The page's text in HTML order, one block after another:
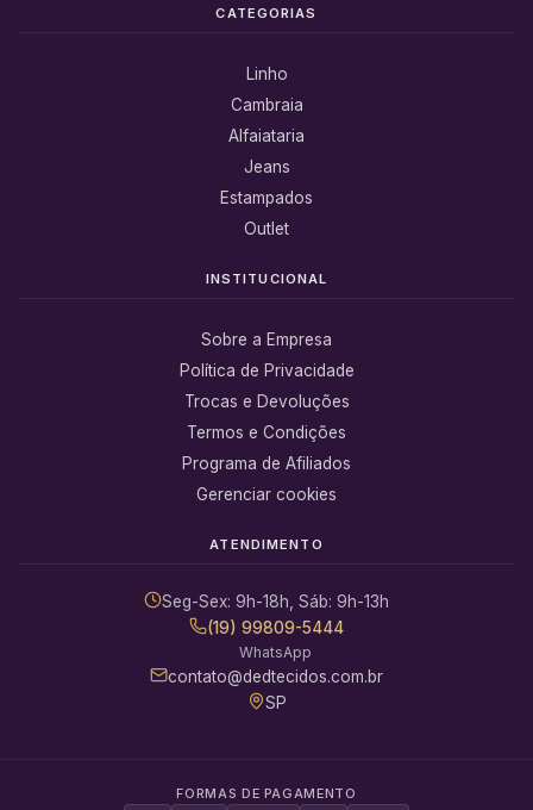
CATEGORIAS
Linho
Cambraia
Alfaiataria
Jeans
Estampados
Outlet
INSTITUCIONAL
Sobre a Empresa
Política de Privacidade
Trocas e Devoluções
Termos e Condições
Programa de Afiliados
Gerenciar cookies
ATENDIMENTO
Seg-Sex: 9h-18h, Sáb: 9h-13h
(19) 99809-5444
WhatsApp
contato@dedtecidos.com.br
SP
FORMAS DE PAGAMENTO